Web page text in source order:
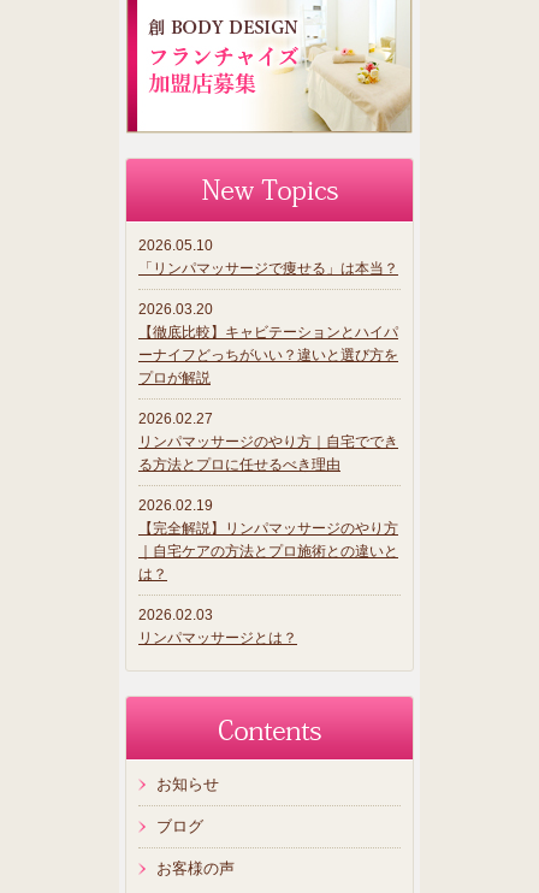
2026.05.10
「リンパマッサージで痩せる」は本当？
2026.03.20
【徹底比較】キャビテーションとハイパ
ーナイフどっちがいい？違いと選び方を
プロが解説
2026.02.27
リンパマッサージのやり方｜自宅ででき
る方法とプロに任せるべき理由
2026.02.19
【完全解説】リンパマッサージのやり方
｜自宅ケアの方法とプロ施術との違いと
は？
2026.02.03
リンパマッサージとは？
お知らせ
ブログ
お客様の声